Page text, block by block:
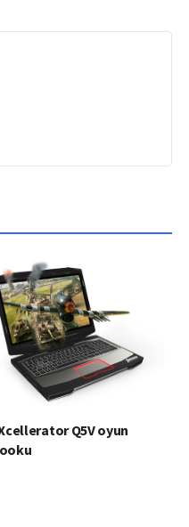
Q5V oyun